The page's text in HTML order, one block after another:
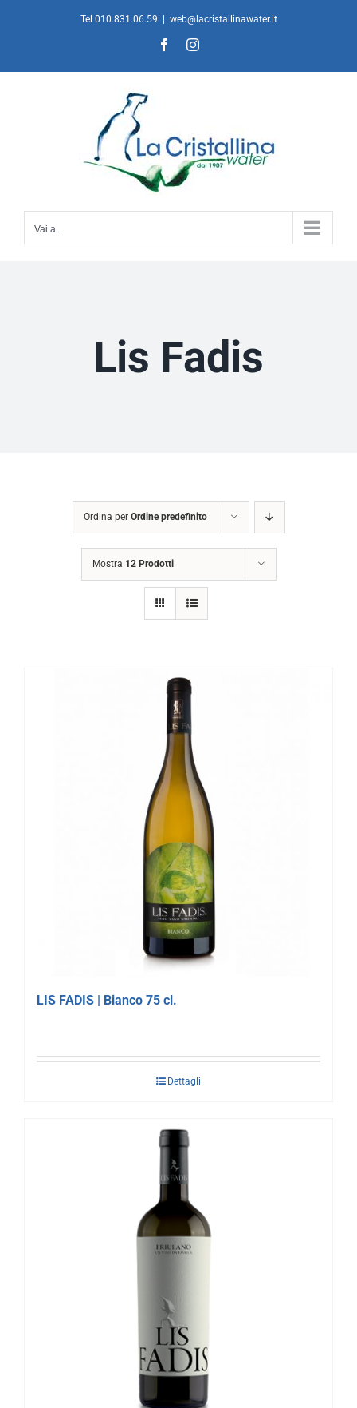
Tel 010.831.06.59 web@lacristallinawater.it
FacebookInstagram
Vai a...
Lis Fadis
Ordina per Ordine predefinito
Mostra 12 Prodotti
LIS FADIS | Bianco 75 cl.
Dettagli